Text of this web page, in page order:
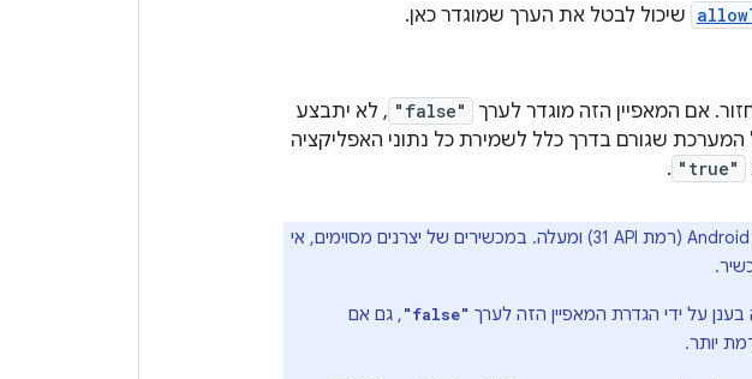
שיכול לבטל את הערך שמוגדר כאן.
אם המאפיין הזה מוגדר לערך "false" , לא יתבצע
המערכת שגורם בדרך כלל לשמירת כל נתוני האפליקציה
"true"
.
ההתנהגות הזו משתנה באפליקציות שמטרגטות ל-Android 12 (רמת API ‏31) ומעלה. במכשירים של יצרנים מסוימים, אי
על ידי הגדרת המאפיין הזה לערך "false", גם אם